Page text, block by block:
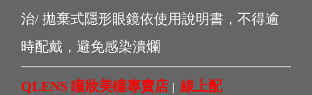
治/ 拋棄式隱形眼鏡依使用說明書，不得逾
時配戴，避免感染潰爛
QLENS 瞳妝美瞳專賣店 | 線上配